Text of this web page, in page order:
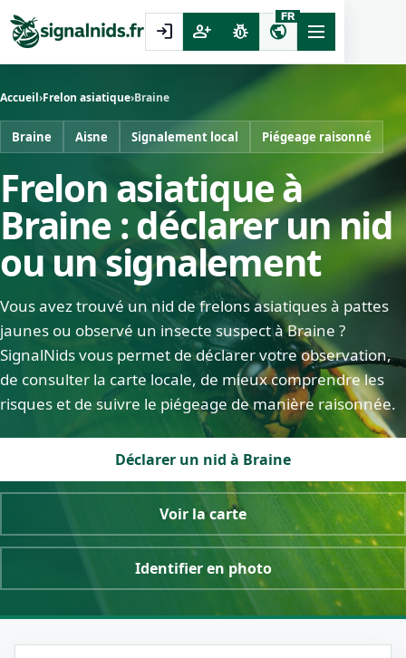
login person_add pest_control public
FR
Accueil›Frelon asiatique›Braine
Braine Aisne Signalement local Piégeage raisonné
Frelon asiatique à
Braine : déclarer un nid
ou un signalement
Vous avez trouvé un nid de frelons asiatiques à pattes
jaunes ou observé un insecte suspect à Braine ?
SignalNids vous permet de déclarer votre observation,
de consulter la carte locale, de mieux comprendre les
risques et de suivre le piégeage de manière raisonnée.
Déclarer un nid à Braine
Voir la carte
Identifier en photo